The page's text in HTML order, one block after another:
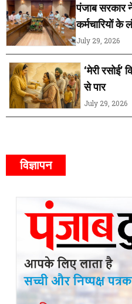
पंजाब सरकार
कर्मचारियों के
July 29, 2026
‘मेरी
से पार
July 29, 2026
विज्ञापन